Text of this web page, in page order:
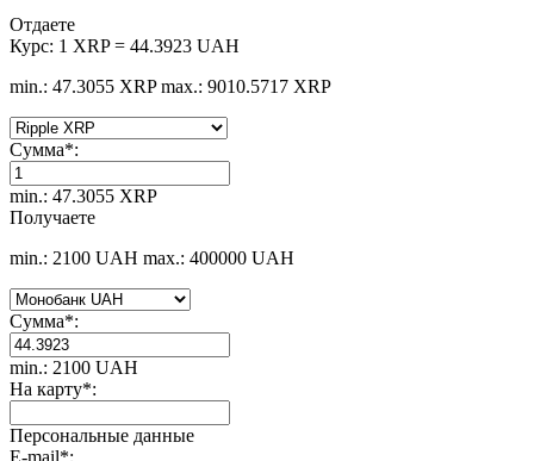
Отдаете
Курс: 1 XRP = 44.3923 UAH
min.: 47.3055 XRP max.: 9010.5717 XRP
Сумма*:
min.: 47.3055 XRP
Получаете
min.: 2100 UAH max.: 400000 UAH
Сумма*:
min.: 2100 UAH
На карту*:
Персональные данные
E-mail*: